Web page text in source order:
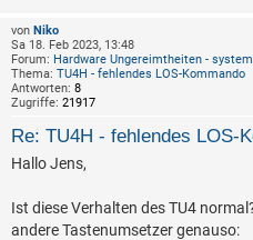
von Niko
Sa 18. Feb 2023, 13:48
Forum: Hardware Ungereimtheiten -
Thema: TU4H - fehlendes LOS-Kommando
Antworten: 8
Zugriffe: 21917
Re: TU4H - fehlendes LOS-
Hallo Jens,
Ist diese Verhalten des TU4
andere Tastenumsetzer genauso: